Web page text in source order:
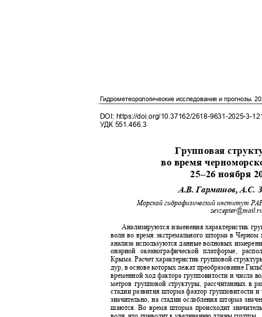
Гидрометеорологические исследования и прогнозы.
DOI: https://doi.org/10.37162/2618-9631-2025-3-
УДК 551.466.3
Групповая
во время
25‒26 ноября
А.В. Гармашов, А.С.
Морской гидрофизический институт
Анализируются изменения характеристик
волн во время экстремального шторма в
анализа используются данные волновых
онарной океанографической платформе,
Крыма. Расчет характеристик групповой
дур, в основе которых лежат преобразование
временной ход фактора групповитости и числа
метров групповой структуры, рассчитанных в
стадии развития шторма фактор групповитости
значительно, на стадии ослабления шторма
шаются. Во время шторма происходит